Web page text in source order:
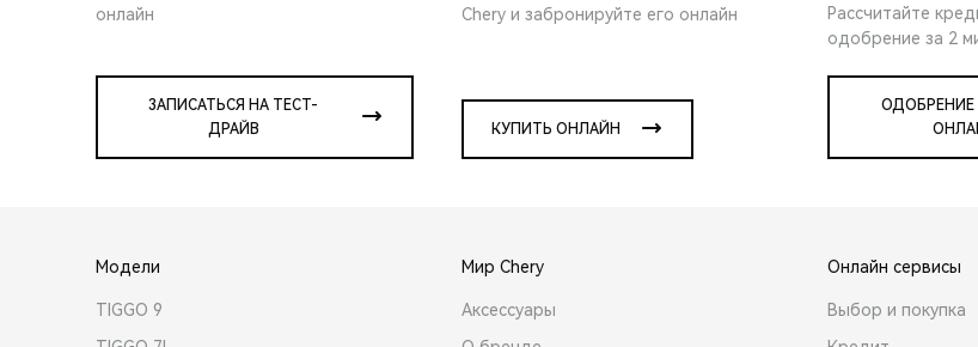
онлайн
ЗАПИСАТЬСЯ НА ТЕСТ-
ДРАЙВ
Chery и забронируйте его онлайн
КУПИТЬ ОНЛАЙН
Рассчитайте
одобрение за 2
ОДОБРЕНИЕ
Модели
TIGGO 9
Мир Chery
Аксессуары
Онлайн сервисы
Выбор и покупка